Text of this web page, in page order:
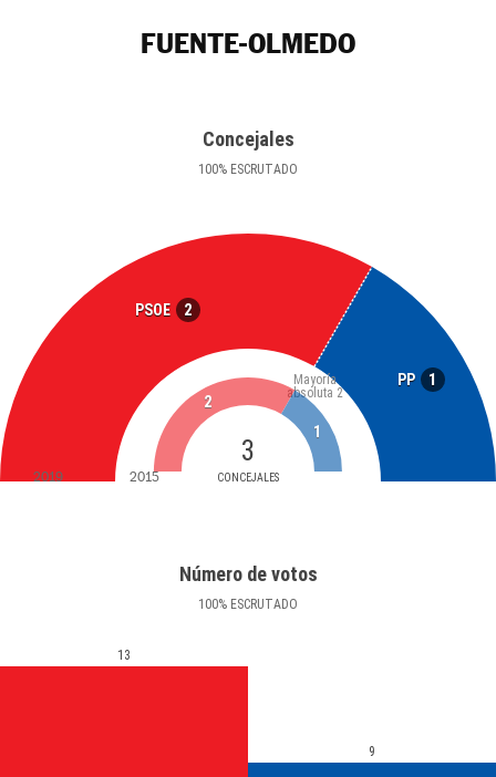
FUENTE-OLMEDO
Concejales
100% ESCRUTADO
PSOE 2
PP 1
3
CONCEJALES
Mayoría
absoluta 2
2
1
2019 2015
Número de votos
100% ESCRUTADO
13
9